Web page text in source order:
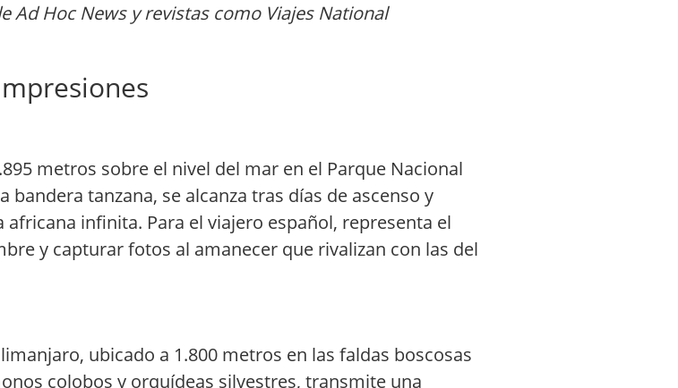
Ad Hoc News y revistas como Viajes National
metros sobre el nivel del mar en el Parque Nacional
tanzana, se alcanza tras días de ascenso y
infinita. Para el viajero español, representa el
y capturar fotos al amanecer que rivalizan con las del
ubicado a 1.800 metros en las faldas boscosas
colobos y orquídeas silvestres, transmite una